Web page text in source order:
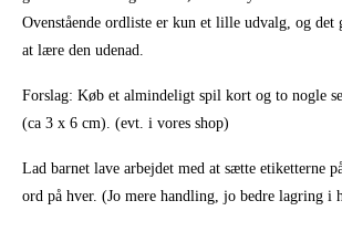
Ovenstående ordliste er kun et lille udvalg, og det
at lære den udenad.
Forslag: Køb et almindeligt spil kort og to nogle
(ca 3 x 6 cm). (evt. i vores shop)
Lad barnet lave arbejdet med at sætte etiketterne
ord på hver. (Jo mere handling, jo bedre lagring i